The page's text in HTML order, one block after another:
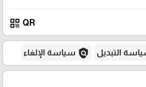
QR
qr_code
التبديل policy سياسة الإلغاء